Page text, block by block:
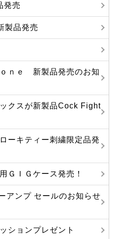
発売
製品発売
ｎｅ 新製品発売のお知
クスが新製品Cock Fight
ーキティー刺繍限定品発
ＧＩＧケース発売！
アンプ セールのお知らせ
ションプレゼント